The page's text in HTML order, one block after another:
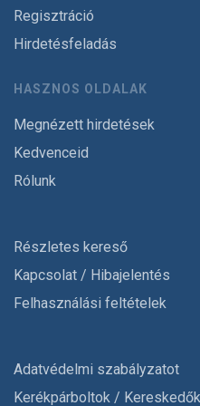
Regisztráció
Hirdetésfeladás
HASZNOS OLDALAK
Megnézett hirdetések
Kedvenceid
Rólunk
Részletes kereső
Kapcsolat / Hibajelentés
Felhasználási feltételek
Adatvédelmi szabályzatot
Kerékpárboltok / Kereskedők